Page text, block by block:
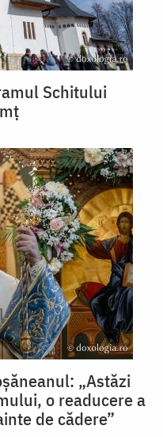
Schitului
„Astăzi
o readucere a
de cădere”